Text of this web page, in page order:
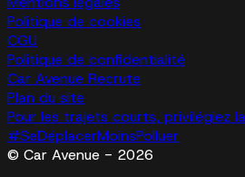
Politique de cookies
CGU
Politique de confidentialité
Car Avenue Recrute
Plan du site
Pour les trajets courts, privilégiez
#SeDéplacerMoinsPolluer
© Car Avenue - 2026